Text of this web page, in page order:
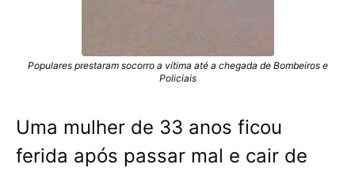
Populares prestaram socorro a vítima até a chegada de Bombeiros e
Policiais
Uma mulher de 33 anos ficou
ferida após passar mal e cair de